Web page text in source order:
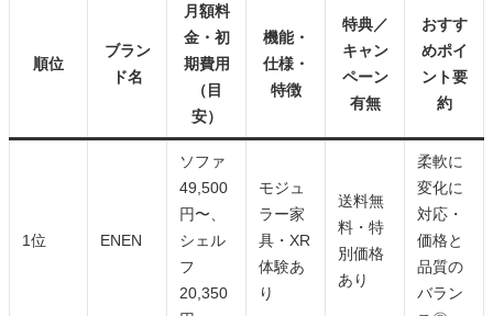
順位
ブラン
ド名
月額料
金・初
期費用
（目
安）
機能・
仕様・
特徴
特典／
キャン
ペーン
有無
おすす
めポイ
ント要
約
1位 ENEN
ソファ
49,500
円〜、
シェル
フ
20,350
モジュ
ラー家
具・XR
体験あ
り
送料無
料・特
別価格
あり
柔軟に
変化に
対応・
価格と
品質の
バラン